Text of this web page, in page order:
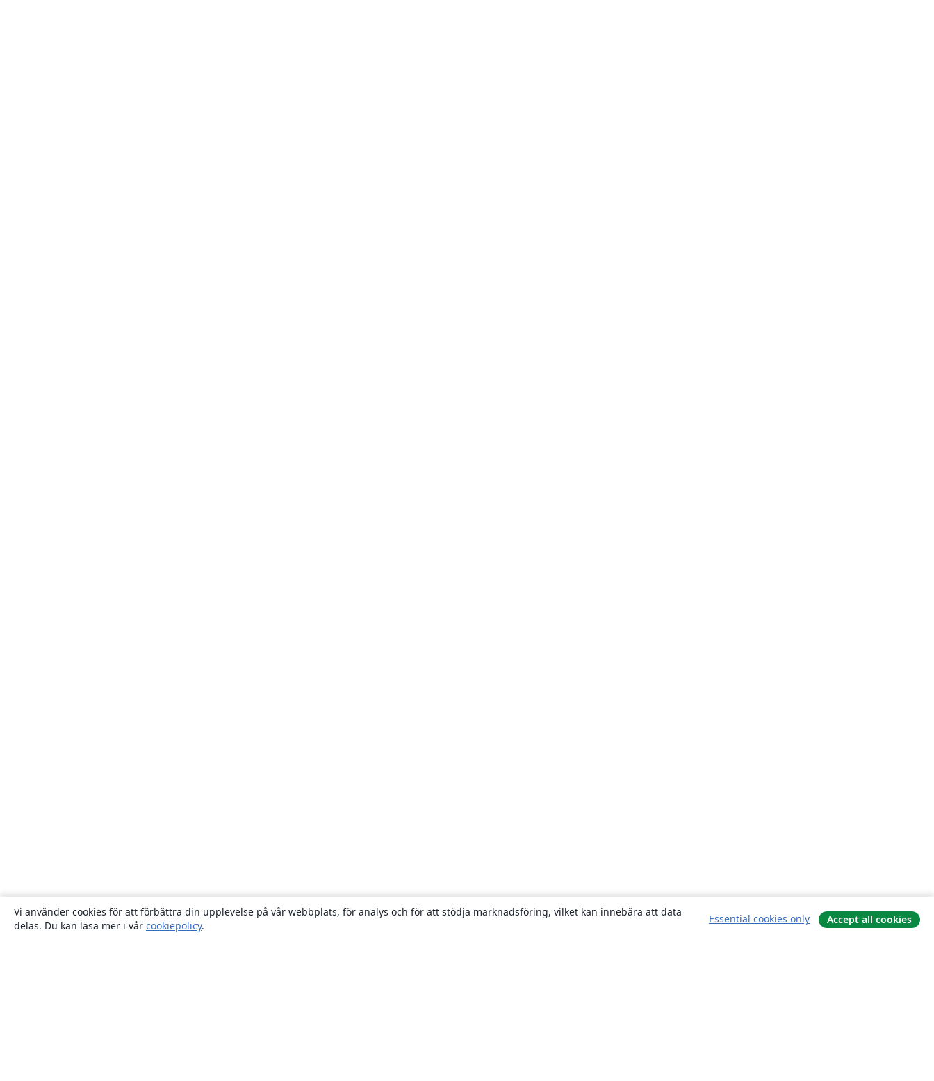
Vi använder cookies för att förbättra din upplevelse på vår webbplats, för analys och för att stödja marknadsföring, vilket kan innebära att data
delas. Du kan läsa mer i vår cookiepolicy.
Essential cookies only Accept all cookies